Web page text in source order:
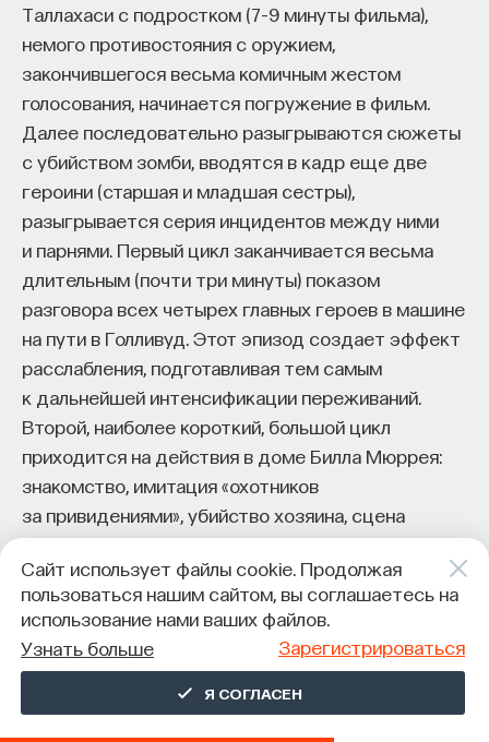
Таллахаси с подростком (7–9 минуты фильма),
немого противостояния с оружием,
закончившегося весьма комичным жестом
голосования, начинается погружение в фильм.
Далее последовательно разыгрываются сюжеты
с убийством зомби, вводятся в кадр еще две
героини (старшая и младшая сестры),
разыгрывается серия инцидентов между ними
и парнями. Первый цикл заканчивается весьма
длительным (почти три минуты) показом
разговора всех четырех главных героев в машине
на пути в Голливуд. Этот эпизод создает эффект
расслабления, подготавливая тем самым
к дальнейшей интенсификации переживаний.
Второй, наиболее короткий, большой цикл
приходится на действия в доме Билла Мюррея:
знакомство, имитация «охотников
за привидениями», убийство хозяина, сцена
с сыном Таллахаси. Зрительское внимание
ослабевает на сцене уединения подростка
со старшей сестрой, их воспоминаний о детстве.
С 58 минуты начинается последний большой цикл,
противоречивый и наименее однородный
по включенности зрителей в экранное
представление. Казалось бы, финальные сцены
Сайт использует файлы cookie. Продолжая
пользоваться нашим сайтом, вы соглашаетесь на
использование нами ваших файлов.
Узнать больше
Зарегистрироваться
Я СОГЛАСЕН